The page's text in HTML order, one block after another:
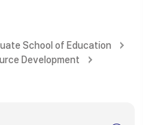
School of Education
Development